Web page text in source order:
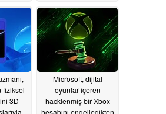
07/15/2026
fiziksel
3D
Microsoft, dijital
oyunlar içeren
hacklenmiş bir Xbox